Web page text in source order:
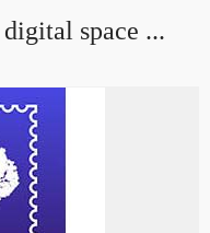
space ...